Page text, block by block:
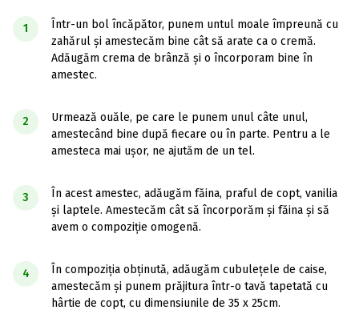
1
Într-un bol încăpător, punem untul moale împreună cu
zahărul și amestecăm bine cât să arate ca o cremă.
Adăugăm crema de brânză și o încorporam bine în
amestec.
2
Urmează ouăle, pe care le punem unul câte unul,
amestecând bine după fiecare ou în parte. Pentru a le
amesteca mai ușor, ne ajutăm de un tel.
3
În acest amestec, adăugăm făina, praful de copt, vanilia
și laptele. Amestecăm cât să încorporăm și făina și să
avem o compoziție omogenă.
4
În compoziția obținută, adăugăm cubulețele de caise,
amestecăm și punem prăjitura într-o tavă tapetată cu
hârtie de copt, cu dimensiunile de 35 x 25cm.